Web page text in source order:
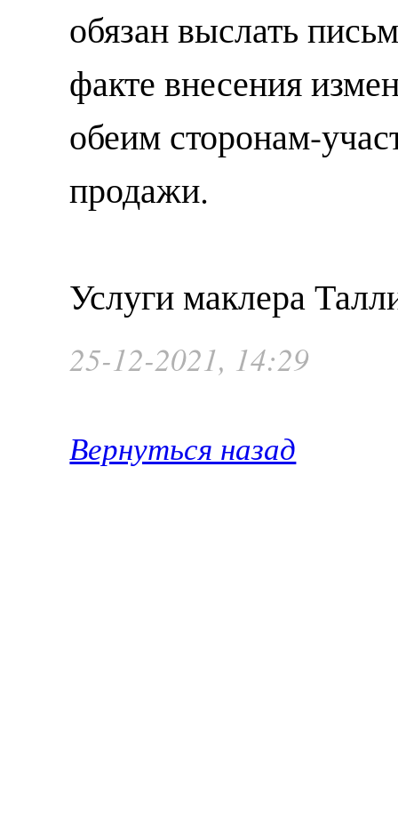
обязан выслать
факте внесения
обеим сторонам-
продажи.
Услуги маклера
25-12-2021, 14:29
Вернуться назад